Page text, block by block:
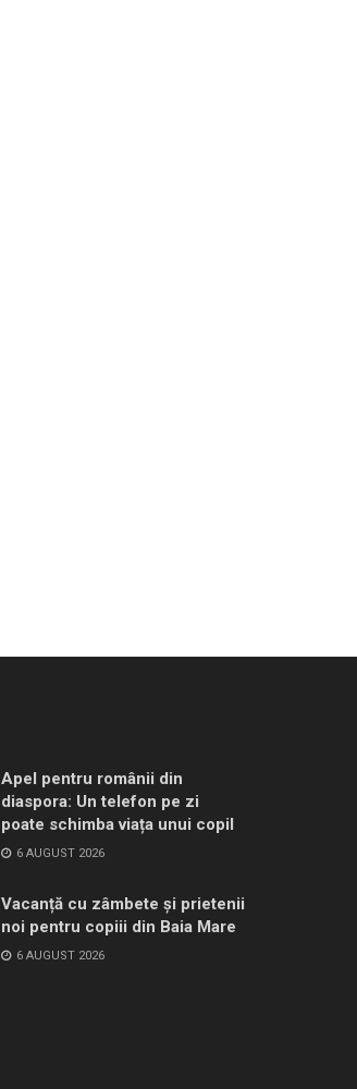
Apel pentru românii din
diaspora: Un telefon pe zi
poate schimba viața unui copil
6 AUGUST 2026
Vacanță cu zâmbete și prietenii
noi pentru copiii din Baia Mare
6 AUGUST 2026